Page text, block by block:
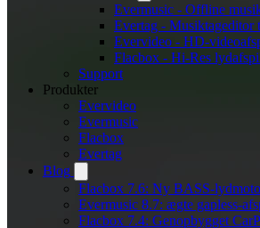
Evermusic - Offline
Evertag - Musiktageditor
Evervideo - HD-
Flacbox - Hi-Res
Support
Produkter
Evervideo
Evermusic
Flacbox
Evertag
Blog
Flacbox 7.6: Ny BASS-
Evermusic 8.7: ægte gapless-
Flacbox 7.4: Genopbygget